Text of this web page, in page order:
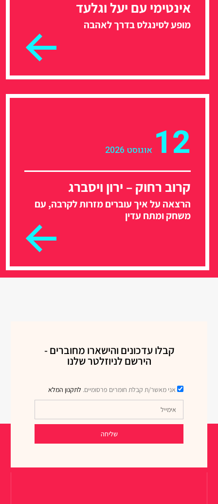
אינטימי עם יעל וגלעד
מופע לסינגלס בדרך לאהבה
12 אוגוסט 2026
קרוב רחוק – ירון ויסברג
הרצאה על איך עוברים מזרות לקרבה, עם
משחק ומתח עדין
קבלו עדכונים והישארו מחוברים -
הירשם לניוזלטר שלנו
אני מאשר/ת קבלת חומרים פרסומיים. לתקנון המלא
שליחה